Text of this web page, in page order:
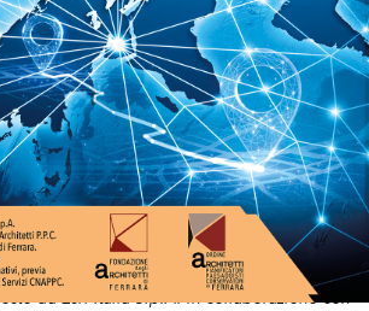
per il12 febbraioaFerraraun evento
Esri e la GeoAI per la gestione dei dati
da Esri Italia S.p.A. in collaborazione con